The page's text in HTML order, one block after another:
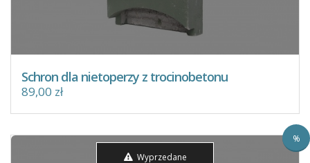
Schron dla nietoperzy z trocinobetonu
89,00 zł
%
Wyprzedane